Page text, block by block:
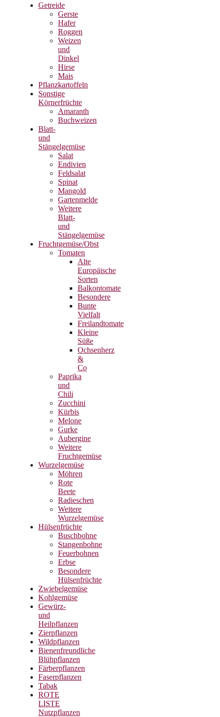
Getreide
Gerste
Hafer
Roggen
Weizen
und
Dinkel
Hirse
Mais
Pflanzkartoffeln
Sonstige
Körnerfrüchte
Amaranth
Buchweizen
Blatt-
und
Stängelgemüse
Salat
Endivien
Feldsalat
Spinat
Mangold
Gartenmelde
Weitere
Blatt-
und
Stängelgemüse
Fruchtgemüse/Obst
Tomaten
Alte
Europäische
Sorten
Balkontomate
Besondere
Bunte
Vielfalt
Freilandtomate
Kleine
Süße
Ochsenherz
&
Co
Paprika
und
Chili
Zucchini
Kürbis
Melone
Gurke
Aubergine
Weitere
Fruchtgemüse
Wurzelgemüse
Möhren
Rote
Beete
Radieschen
Weitere
Wurzelgemüse
Hülsenfrüchte
Buschbohne
Stangenbohne
Feuerbohnen
Erbse
Besondere
Hülsenfrüchte
Zwiebelgemüse
Kohlgemüse
Gewürz-
und
Heilpflanzen
Zierpflanzen
Wildpflanzen
Bienenfreundliche
Blühpflanzen
Färberpflanzen
Faserpflanzen
Tabak
ROTE
LISTE
Nutzpflanzen